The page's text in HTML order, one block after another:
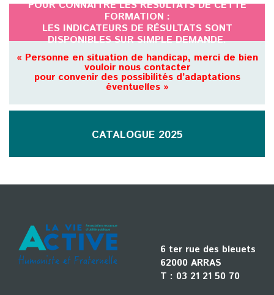
POUR CONNAÎTRE LES RÉSULTATS DE CETTE
FORMATION :
LES INDICATEURS DE RÉSULTATS SONT
DISPONIBLES SUR SIMPLE DEMANDE.
« Personne en situation de handicap, merci de bien
vouloir nous contacter
pour convenir des possibilités d’adaptations
éventuelles »
CATALOGUE 2025
6 ter rue des bleuets
62000 ARRAS
T : 03 21 21 50 70